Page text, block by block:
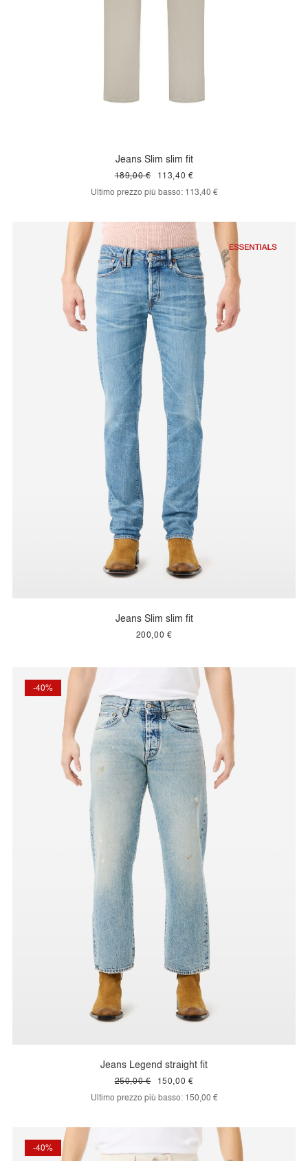
Jeans Slim slim fit
113,40 €
189,00 €
Ultimo prezzo più basso: 113,40 €
Jeans Slim slim fit
200,00 €
-40%
Jeans Legend straight fit
150,00 €
250,00 €
Ultimo prezzo più basso: 150,00 €
-40%